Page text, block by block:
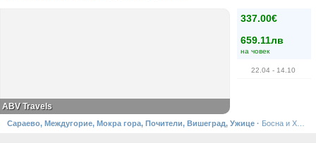
337.00€
659.11лв
на човек
22.04 - 14.10
ABV Travels
Сараево, Междугорие, Мокра гора, Почители, Вишеград, Ужице · Босна и Херцеговина, Сърбия